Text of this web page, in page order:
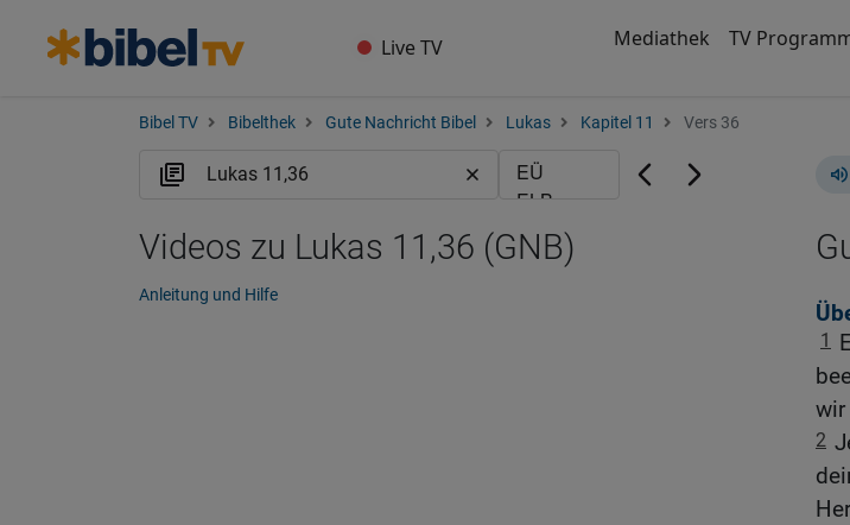
Live TV Mediathek TV
Bibel TV Bibelthek Gute Nachricht Bibel Lukas Kapitel 11 Vers 36
1
wir
2
Videos zu Lukas 11,36 (GNB)
Anleitung und Hilfe